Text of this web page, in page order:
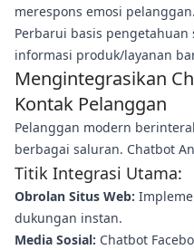
merespons emosi pelanggan.
Perbarui basis
informasi produk/layanan
Mengintegrasikan
Kontak Pelanggan
Pelanggan modern
berbagai saluran. Chatbot
Titik Integrasi Utama:
Obrolan Situs Web:
dukungan instan.
Media Sosial: Chatbot